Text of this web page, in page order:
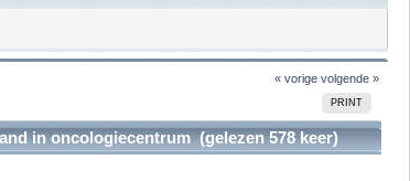
« vorige volgende »
PRINT
in oncologiecentrum (gelezen 578 keer)